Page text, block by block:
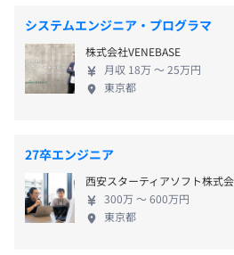
システム事業ユニットとして約
大阪メトロ御堂筋線 淀屋橋駅１１
大阪メトロ堺筋線 北浜駅６番
京阪本線 淀屋橋駅１９番出口 徒歩
・特別休暇
・産休、育児休暇
賞与年2回(夏冬)
前事業年度の育児休業取得者数／
男性4人/4人
女性21人/21人
役員及び管理的地位にある者に
管理職33.3%
企業といえます。 圧倒的な導入実績を誇る弊社のサ
ービスですが、インバウンド需
いくためのブランディングや観
チ、プロモーションなども手が
ーストらしくワンストップで
都、沖縄、東北など全国の自治
います。 人々の生活を豊かにする商業施設を支援す
る業務。あなたもわたしたちと
か？
システムエンジニア・プログラマ
株式会社VENEBASE
月収 18万 〜 25万円
東京都
27卒エンジニア
西安スターティアソフト株式
300万 〜 600万円
東京都